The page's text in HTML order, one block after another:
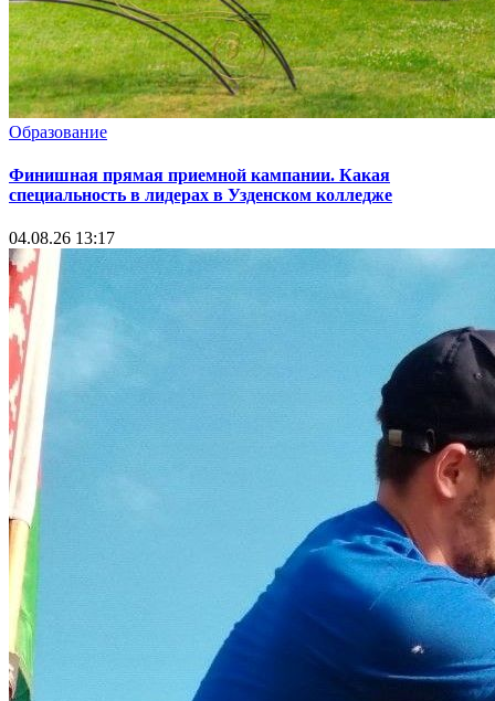
Образование
Финишная прямая приемной кампании. Какая
специальность в лидерах в Узденском колледже
04.08.26 13:17